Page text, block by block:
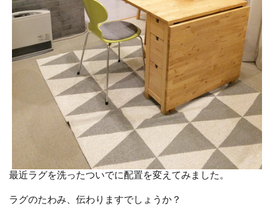
最近ラグを洗ったついでに配置を変えてみました。
ラグのたわみ、伝わりますでしょうか？